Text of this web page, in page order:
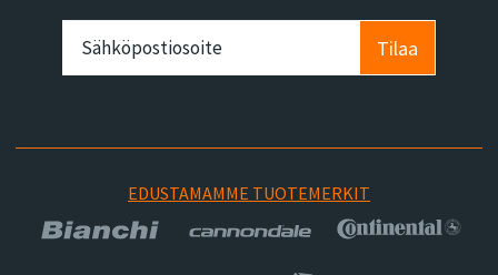
Tilaa
EDUSTAMAMME TUOTEMERKIT